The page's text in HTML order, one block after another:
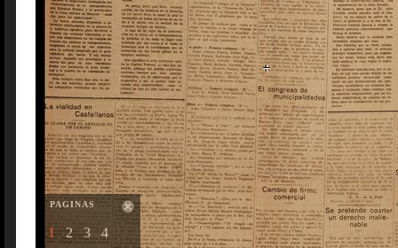
PAGINAS
1 2 3 4